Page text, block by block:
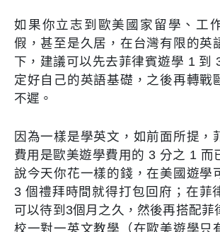
如果你立志到歐美國家留學、工
假，甚至是久居，在台灣有限的英
下，建議可以先去菲律賓遊學 1 到
定好自己的英語基礎，之後再轉戰
不遲。
因為一樣是學英文，如前面所提，
費用是歐美遊學費用的 3 分之 1 而
說今天你花一樣的錢，在美國遊學
3 個禮拜時間就得打包回府；在菲
可以待到3個月之久，然後再搭配菲
校一對一英文教學（在歐美遊學只